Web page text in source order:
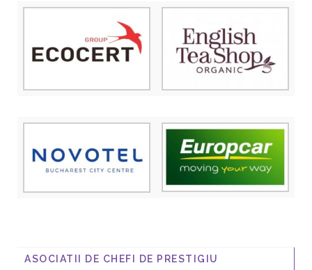
ASOCIATII DE CHEFI DE PRESTIGIU